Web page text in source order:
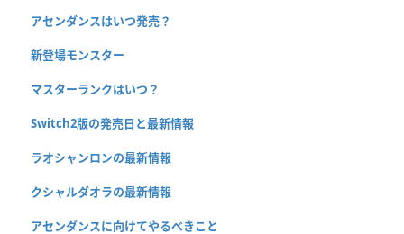
アセンダンスはいつ発売？
新登場モンスター
マスターランクはいつ？
Switch2版の発売日と最新情報
ラオシャンロンの最新情報
クシャルダオラの最新情報
アセンダンスに向けてやるべきこと